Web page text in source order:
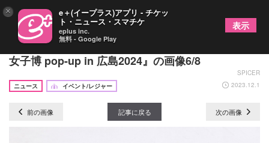
約2年ぶり広島での“文具の祭典”開催が決定 『文具
女子博 pop-up in 広島2024』の画像6/8
SPICER
ニュース
イベント/レジャー 2023.12.1
前の画像 記事に戻る 次の画像
× e＋(イープラス)アプリ - チケッ
ト・ニュース・スマチケ
eplus inc.
無料 - Google Play
表示